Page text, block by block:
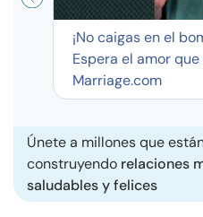
¡No caigas en el
Espera el amor
Marriage.com
Únete a millones que
construyendo relaciones
saludables y felices